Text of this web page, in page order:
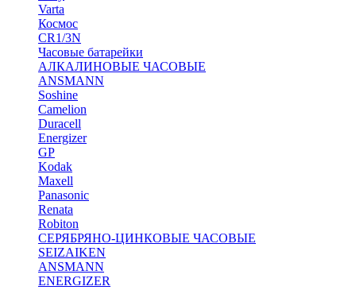
Varta
Космос
CR1/3N
Часовые батарейки
АЛКАЛИНОВЫЕ ЧАСОВЫЕ
ANSMANN
Soshine
Camelion
Duracell
Energizer
GP
Kodak
Maxell
Panasonic
Renata
Robiton
СЕРЯБРЯНО-ЦИНКОВЫЕ ЧАСОВЫЕ
SEIZAIKEN
ANSMANN
ENERGIZER